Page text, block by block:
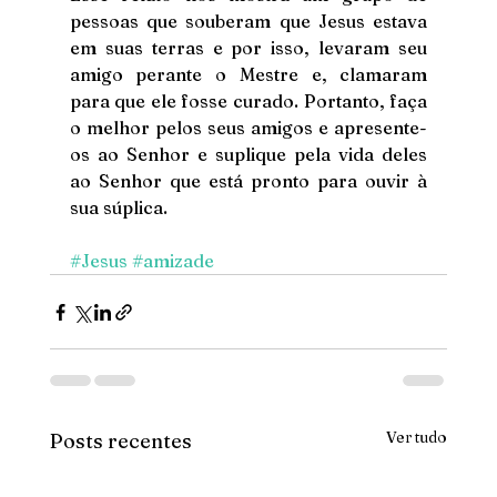
pessoas que souberam que Jesus estava
em suas terras e por isso, levaram seu
amigo perante o Mestre e, clamaram
para que ele fosse curado. Portanto, faça
o melhor pelos seus amigos e apresente-
os ao Senhor e suplique pela vida deles
ao Senhor que está pronto para ouvir à
sua súplica.
#Jesus #amizade
Posts recentes Ver tudo